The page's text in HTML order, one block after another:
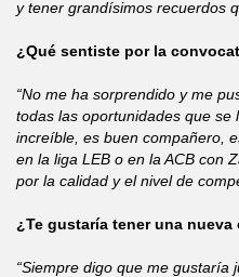
y tener grandísimos recuerdos
¿Qué sentiste por la
“No me ha sorprendido y me
todas las oportunidades que
increíble, es buen compañero,
en la liga LEB o en la ACB con
por la calidad y el nivel de
¿Te gustaría tener una
“Siempre digo que me gustaría